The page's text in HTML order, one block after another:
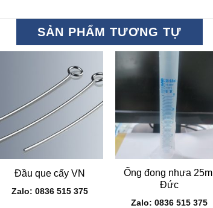
SẢN PHẨM TƯƠNG TỰ
Đầu que cấy VN
Zalo: 0836 515 375
Ống đong nhựa 25ml
Đức
Zalo: 0836 515 375